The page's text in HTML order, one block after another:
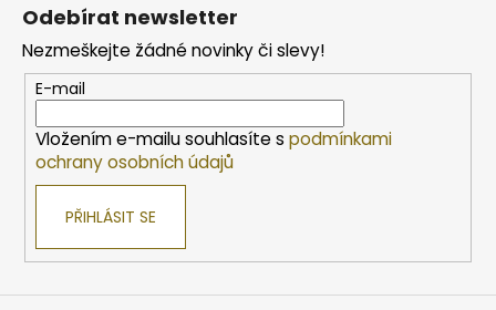
Odebírat newsletter
Nezmeškejte žádné novinky či slevy!
E-mail
Vložením e-mailu souhlasíte s podmínkami
ochrany osobních údajů
PŘIHLÁSIT SE